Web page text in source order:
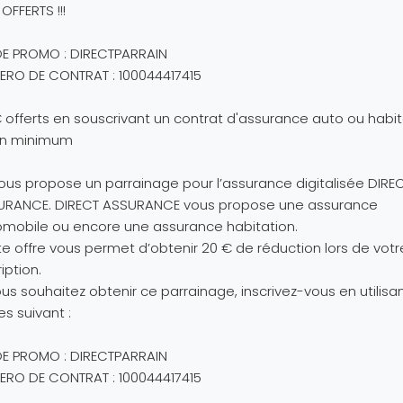
!!!
PROMO : DIRECTPARRAIN
DE CONTRAT : 100044417415
offerts en souscrivant un contrat d'assurance auto ou
minimum
propose un parrainage pour l’assurance digitalisée
DIRECT ASSURANCE vous propose une assurance
ou encore une assurance habitation.
offre vous permet d’obtenir 20 € de réduction lors de
souhaitez obtenir ce parrainage, inscrivez-vous en
suivant :
PROMO : DIRECTPARRAIN
DE CONTRAT : 100044417415